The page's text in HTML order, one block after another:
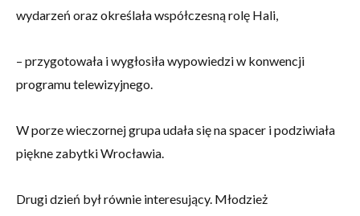
wydarzeń oraz określała współczesną rolę Hali,
– przygotowała i wygłosiła wypowiedzi w konwencji
programu telewizyjnego.
W porze wieczornej grupa udała się na spacer i podziwiała
piękne zabytki Wrocławia.
Drugi dzień był równie interesujący. Młodzież